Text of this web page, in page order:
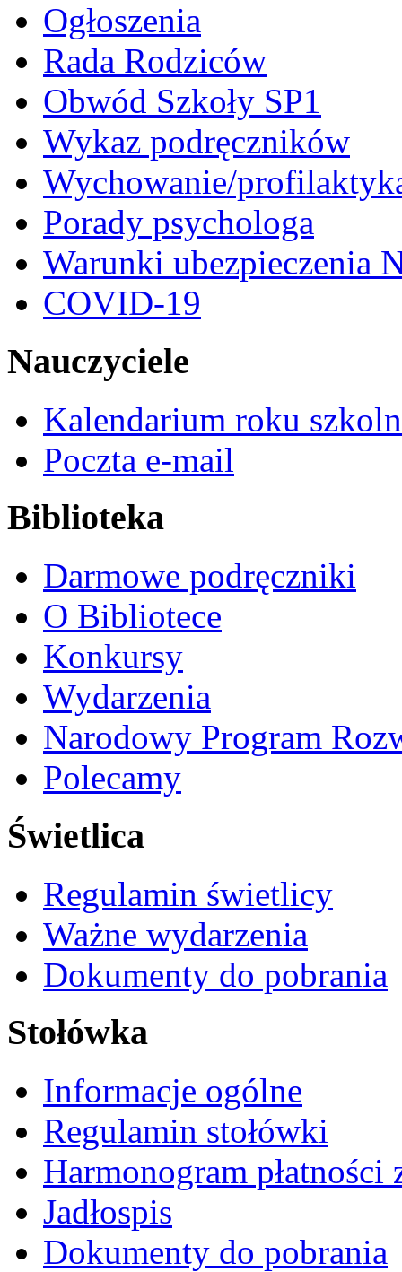
Ogłoszenia
Rada Rodziców
Obwód Szkoły SP1
Wykaz podręczników
Wychowanie/
Porady psychologa
Warunki ubezpieczenia
COVID-19
Nauczyciele
Kalendarium roku
Poczta e-mail
Biblioteka
Darmowe podręczniki
O Bibliotece
Konkursy
Wydarzenia
Narodowy Program
Polecamy
Świetlica
Regulamin świetlicy
Ważne wydarzenia
Dokumenty do pobrania
Stołówka
Informacje ogólne
Regulamin stołówki
Harmonogram płatności
Jadłospis
Dokumenty do pobrania